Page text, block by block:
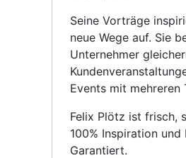
Seine Vorträge
neue Wege auf. Sie
Unternehmer
Events mit mehreren
Felix Plötz ist frisch,
100% Inspiration
Garantiert.